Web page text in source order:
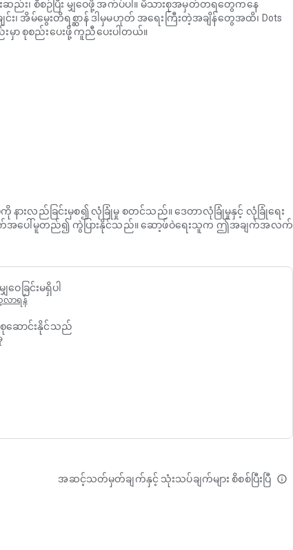
း၊ စီစဉ်ပြီး မျှဝေဖို့ အက်ပ်ပါ။ မိသားစုအမှတ်တရတွေကနေ
င်း၊ အိမ်မွေးတိရစ္ဆာန် ဒါမှမဟုတ် အရေးကြီးတဲ့အချိန်တွေအထိ၊ Dots
စုစည်းပေးဖို့ ကူညီပေးပါတယ်။
။ ဓာတ်ပုံ၊ ဗီဒီယို၊ အသံ၊ မက်ဆေ့ချ်နဲ့ အဓိပ္ပာယ်ရှိတဲ့ အမှတ်တရတွေ
ာအုပ်တစ်အုပ်ပါ။ ရုပ်ပိုင်းဆိုင်ရာ Dotbook မှာ ဗီဒီယိုနဲ့ မက်ဆေ့ချ်တွေ
ပြီး နောက်မှ ပရင့်ထုတ်မလား ဆုံးဖြတ်နိုင်ပါတယ်။
သက်သွင်းရလွယ်ကူတဲ့ ဇာတ်လမ်းတစ်ပုဒ်ကို တည်ဆောက်ဖို့ ဓာတ်ပုံ၊ ဗီဒီယို၊
းသောအချိန်များအတွက် မျှဝေထားသောအယ်လ်ဘမ်များကို ဖန်တီးပါ။
ပါ၊ ထို့ကြောင့် လူတိုင်းသည် ဓာတ်ပုံများနှင့် ဗီဒီယိုများကို တစ်နေရာ
ြာရှည်ခံသော စာအုပ်အဖြစ်သို့ ပြောင်းလဲပါ။ ရုပ်ပိုင်းဆိုင်ရာ
ား၊ ရက်စွဲများ၊ ဗီဒီယိုများနှင့် သင်လိုချင်သည့်အချိန်တိုင်း ကြည့်ရှု
သံမက်ဆေ့ချ်များ ပါဝင်နိုင်သည်။
း PDF အဖြစ် သိမ်းဆည်းရန်၊ မျှဝေရန် သို့မဟုတ် တင်ပို့ရန် အသင့်
နောက်မှ ပုံနှိပ်လိုပါက အကောင်းဆုံးဖြစ်သည်။
စေရန် ၎င်းသည် ရှိနေသည်။
ါ
ည်တွေနဲ့ အမှတ်တရတွေကို မျှဝေပါ
ကို နားလည်ခြင်းမှစ၍ လုံခြုံမှု စတင်သည်။ ဒေတာလုံခြုံမှုနှင့် လုံခြုံရေး
အပေါ်မူတည်၍ ကွဲပြားနိုင်သည်။ ဆော့ဖ်ဝဲရေးသူက ဤအချက်အလက်
ခြင်းမရှိပါ
လာရန်
ဆောင်းနိုင်သည်
အဆင့်သတ်မှတ်ချက်နှင့် သုံးသပ်ချက်များ စိစစ်ပြီးပြီ info_outline